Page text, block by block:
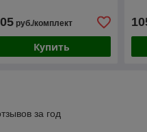
руб./комплект
Купить
за год